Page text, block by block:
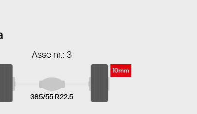
Asse nr.: 3
385/55 R22.5
10mm